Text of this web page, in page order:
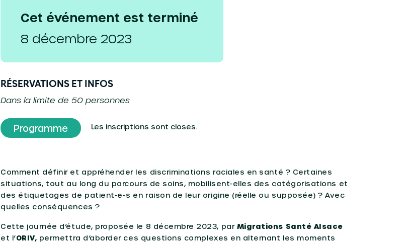
Cet événement est terminé
8 décembre 2023
RÉSERVATIONS ET INFOS
Dans la limite de 50 personnes
Programme Les inscriptions sont closes.
Comment définir et appréhender les discriminations raciales en santé ? Certaines
situations, tout au long du parcours de soins, mobilisent-elles des catégorisations et
des étiquetages de patient-e-s en raison de leur origine (réelle ou supposée) ? Avec
quelles conséquences ?
Cette journée d’étude, proposée le 8 décembre 2023, par Migrations Santé Alsace
et l’ORIV, permettra d’aborder ces questions complexes en alternant les moments